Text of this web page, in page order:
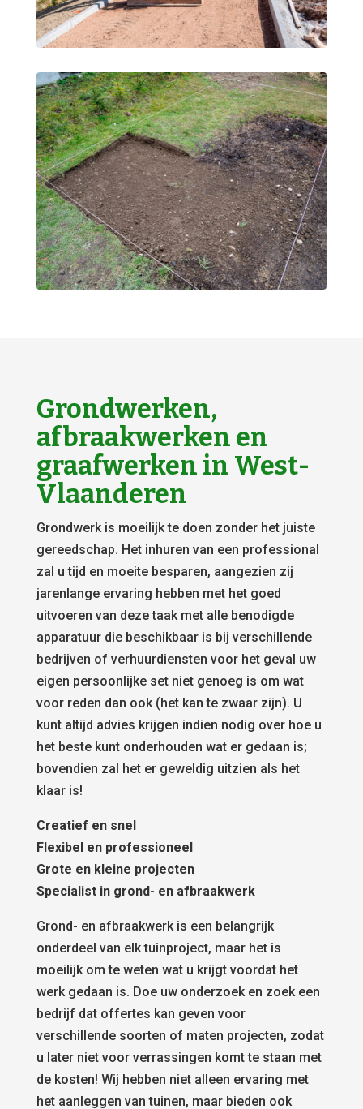
Grondwerken,
afbraakwerken en
graafwerken in West-
Vlaanderen
Grondwerk is moeilijk te doen zonder het juiste
gereedschap. Het inhuren van een professional
zal u tijd en moeite besparen, aangezien zij
jarenlange ervaring hebben met het goed
uitvoeren van deze taak met alle benodigde
apparatuur die beschikbaar is bij verschillende
bedrijven of verhuurdiensten voor het geval uw
eigen persoonlijke set niet genoeg is om wat
voor reden dan ook (het kan te zwaar zijn). U
kunt altijd advies krijgen indien nodig over hoe u
het beste kunt onderhouden wat er gedaan is;
bovendien zal het er geweldig uitzien als het
klaar is!
Creatief en snel
Flexibel en professioneel
Grote en kleine projecten
Specialist in grond- en afbraakwerk
Grond- en afbraakwerk is een belangrijk
onderdeel van elk tuinproject, maar het is
moeilijk om te weten wat u krijgt voordat het
werk gedaan is. Doe uw onderzoek en zoek een
bedrijf dat offertes kan geven voor
verschillende soorten of maten projecten, zodat
u later niet voor verrassingen komt te staan met
de kosten! Wij hebben niet alleen ervaring met
het aanleggen van tuinen, maar bieden ook